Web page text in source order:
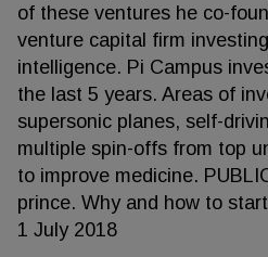
of these ventures he co-
venture capital firm
intelligence. Pi Campus
the last 5 years. Areas of
supersonic planes, self-
multiple spin-offs from top
to improve medicine.
prince. Why and how to
1 July 2018